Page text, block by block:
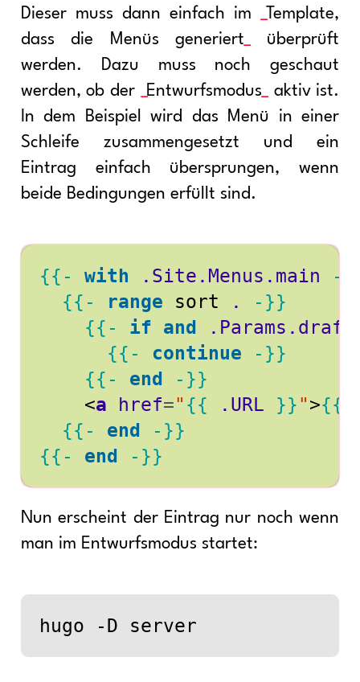
Dieser muss dann einfach im
Template,
dass die Menüs generiert
überprüft
werden. Dazu muss noch geschaut
werden, ob der
Entwurfsmodus
aktiv ist.
In dem Beispiel wird das Menü in einer
Schleife zusammengesetzt und ein
Eintrag einfach übersprungen, wenn
beide Bedingungen erfüllt sind.
{{- with .Site.Menus.main
-
{{-
range sort .
-}}
{{-
if and
.Params.draft
{{-
continue
-}}
{{-
end
-}}
<a href=" {{ .URL }}">{{
{{-
end
-}}
{{-
end -}}
Nun erscheint der Eintrag nur noch wenn
man im Entwurfsmodus startet: